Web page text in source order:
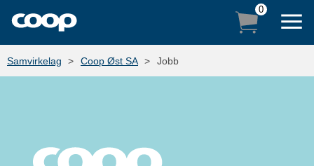
0
LOGG INN
NETTHANDEL
Samvirkelag Coop Øst SA Jobb